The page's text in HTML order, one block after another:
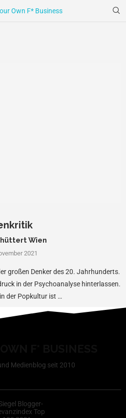
Wien
2021
großen Denker des 20. Jahrhunderts.
in der Psychoanalyse hinterlassen.
der Popkultur ist …
Medienblog seit 2010